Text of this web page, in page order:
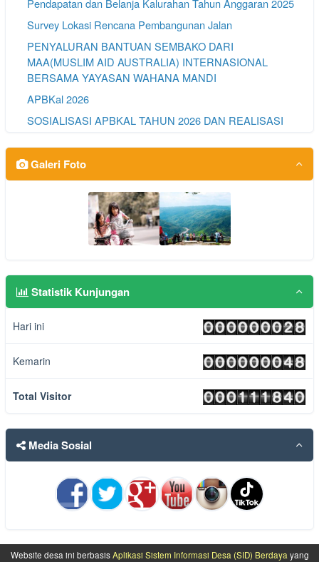
Pendapatan dan Belanja Kalurahan Tahun Anggaran 2025
Survey Lokasi Rencana Pembangunan Jalan
PENYALURAN BANTUAN SEMBAKO DARI
MAA(MUSLIM AID AUSTRALIA) INTERNASIONAL
BERSAMA YAYASAN WAHANA MANDI
APBKal 2026
SOSIALISASI APBKAL TAHUN 2026 DAN REALISASI
Pembinaan Omah Jaga Warga Kalurahan Pacarejo
Galeri Foto
Statistik Kunjungan
Hari ini
Kemarin
Total Visitor
Media Sosial
Website desa ini berbasisAplikasi Sistem Informasi Desa (SID) Berdayayang